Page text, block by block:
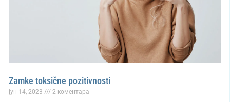
Zamke toksične pozitivnosti
јун 14, 2023 2 коментара